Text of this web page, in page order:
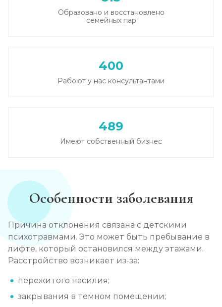
Образовано и восстановлено
семейных пар
400
Рабоют у нас консультантами
489
Имеют собственный бизнес
Особенности заболевания
Причина отклонения связана с детскими
психотравмами. Это может быть пребывание в
лифте, который остановился между этажами.
Расстройство возникает из-за:
пережитого насилия;
закрывания в темном помещении;